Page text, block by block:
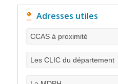
Adresses utiles
CCAS à proximité
Les CLIC du département